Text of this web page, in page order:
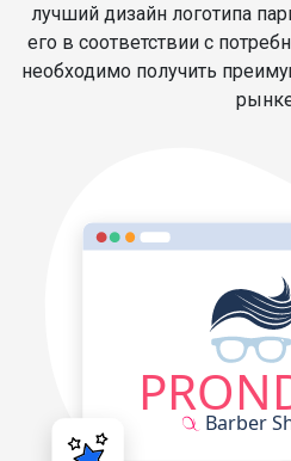
лучший дизайн логотипа
его в соответствии с
необходимо получить